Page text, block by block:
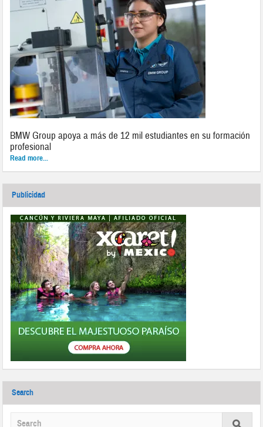
BMW Group apoya a más de 12 mil estudiantes en su formación
profesional
Read more...
Publicidad
Search